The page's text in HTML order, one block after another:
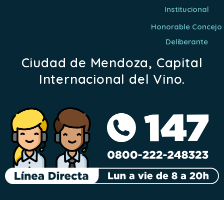
Institucional
Honorable Concejo
Deliberante
Ciudad de Mendoza, Capital
Internacional del Vino.